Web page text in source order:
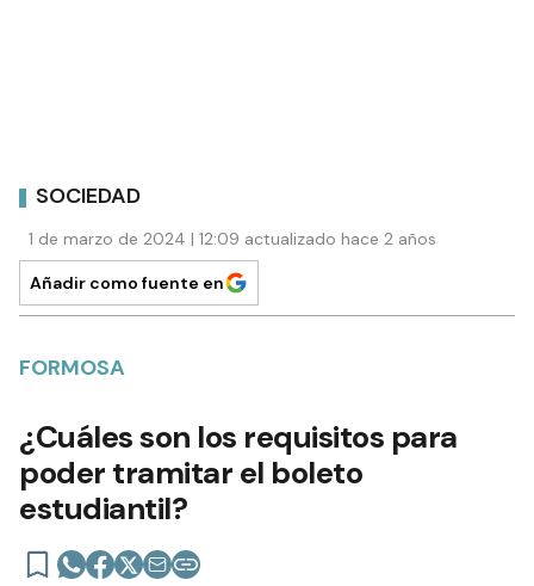
SOCIEDAD
1 de marzo de 2024 | 12:09 actualizado hace 2 años
Añadir como fuente en
FORMOSA
¿Cuáles son los requisitos para
poder tramitar el boleto
estudiantil?